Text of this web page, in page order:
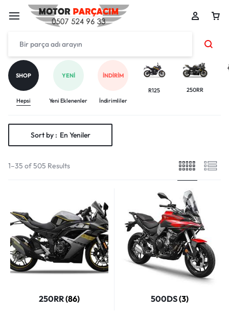
SHOP
Hepsi
YENI
Yeni Eklenenler
İNDIRIM
İndirimliler
R125 250RR
Sort by : En Yeniler
1–35 of 505 Results
250RR(86) 500DS(3)